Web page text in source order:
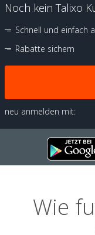
Noch kein Talixo
Schnell und einfach
Rabatte sichern
neu anmelden mit:
Wie